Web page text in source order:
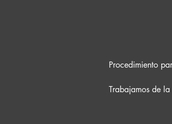
Procedimiento
Trabajamos de